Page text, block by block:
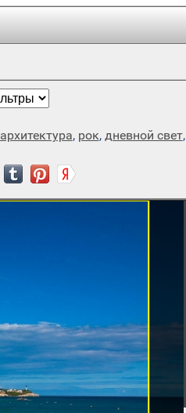
архитектура, рок, дневной свет,